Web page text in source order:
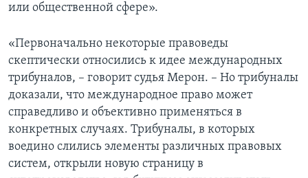
или общественной сфере».
«Первоначально некоторые правоведы
скептически относились к идее международных
трибуналов, – говорит судья Мерон. – Но трибуналы
доказали, что международное право может
справедливо и объективно применяться в
конкретных случаях. Трибуналы, в которых
воедино слились элементы различных правовых
систем, открыли новую страницу в